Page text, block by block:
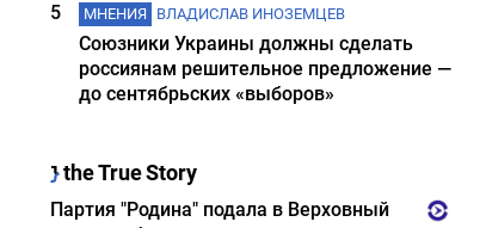
5
МНЕНИЯ ВЛАДИСЛАВ ИНОЗЕМЦЕВ
Союзники Украины должны сделать
россиянам решительное предложение —
до сентябрьских «выборов»